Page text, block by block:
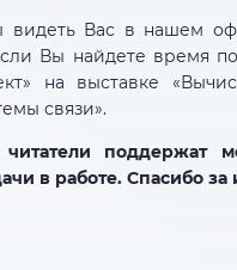
видеть Вас в нашем
Вы найдете время
на выставке
связи».
поддержат
в работе. Спасибо за